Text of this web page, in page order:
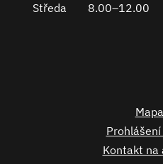
Středa
8.00–12.00
Kontakt